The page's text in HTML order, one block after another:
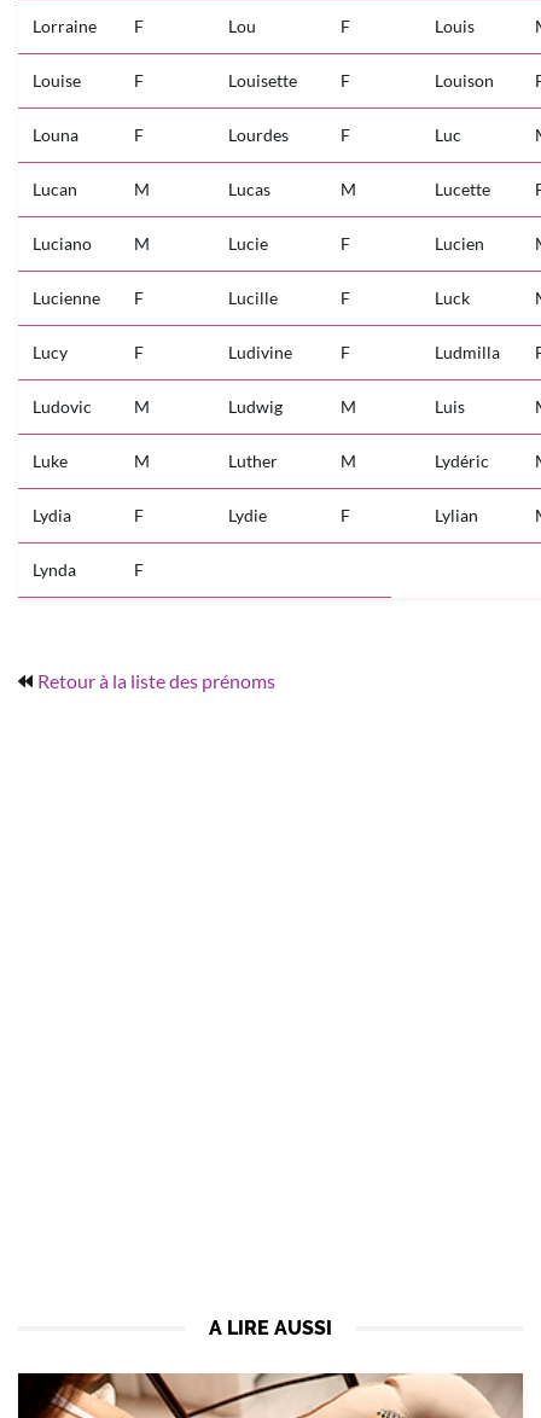
Lorraine F Lou F Louis
Louise F Louisette F Louison
Louna F Lourdes F Luc
Lucan M Lucas M Lucette
Luciano M Lucie F Lucien
Lucienne F Lucille F Luck
Lucy F Ludivine F Ludmilla
Ludovic M Ludwig M Luis
Luke M Luther M Lydéric
Lydia F Lydie F Lylian
Lynda F
Retour à la liste des prénoms
A LIRE AUSSI